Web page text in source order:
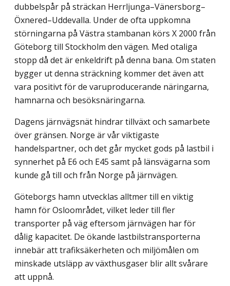
dubbelspår på sträckan Herrljunga–Vänersborg–
Öxnered–Uddevalla. Under de ofta uppkomna
störningarna på Västra stambanan körs X 2000 från
Göteborg till Stockholm den vägen. Med otaliga
stopp då det är enkeldrift på denna bana. Om staten
bygger ut denna sträckning kommer det även att
vara positivt för de varuproducerande näringarna,
hamnarna och besöksnäringarna.
Dagens järnvägsnät hindrar tillväxt och samarbete
över gränsen. Norge är vår viktigaste
handelspartner, och det går mycket gods på lastbil i
synnerhet på E6 och E45 samt på länsvägarna som
kunde gå till och från Norge på järnvägen.
Göteborgs hamn utvecklas alltmer till en viktig
hamn för Osloområdet, vilket leder till fler
transporter på väg eftersom järnvägen har för
dålig kapacitet. De ökande lastbilstransporterna
innebär att trafiksäkerheten och miljömålen om
minskade utsläpp av växthusgaser blir allt svårare
att uppnå.